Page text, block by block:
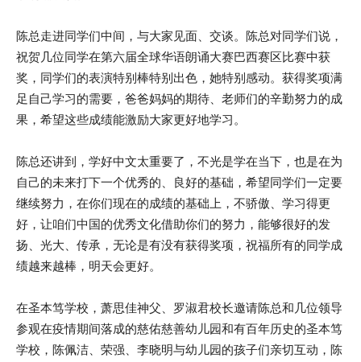
陈总走进同学们中间，与大家见面、交谈。陈总对同学们说，
祝贺几位同学在第六届全球华语朗诵大赛巴西赛区比赛中获
奖，同学们的表演特别棒特别出色，她特别感动。获得奖项满
足自己学习的需要，爸爸妈妈的期待、老师们的辛勤努力的成
果，希望这些成绩能激励大家更好地学习。
陈总还讲到，学好中文太重要了，不光是学在当下，也是在为
自己的未来打下一个优秀的、良好的基础，希望同学们一定要
继续努力，在你们现在的成绩的基础上，不骄傲、学习得更
好，让咱们中国的优秀文化借助你们的努力，能够很好的发
扬、光大、传承，无论是有没有获得奖项，祝福所有的同学成
绩越来越棒，明天会更好。
在圣本笃学校，萧思佳神父、罗淑君校长邀请陈总和几位领导
参观在疫情期间落成的慈佑慈善幼儿园和有百年历史的圣本笃
学校，陈佩洁、荣强、李晓明与幼儿园的孩子们亲切互动，陈